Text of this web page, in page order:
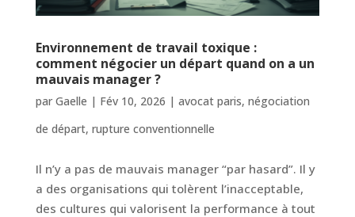
Environnement de travail toxique :
comment négocier un départ quand on a un
mauvais manager ?
par Gaelle | Fév 10, 2026 | avocat paris, négociation
de départ, rupture conventionnelle
Il n’y a pas de mauvais manager “par hasard”. Il y
a des organisations qui tolèrent l’inacceptable,
des cultures qui valorisent la performance à tout